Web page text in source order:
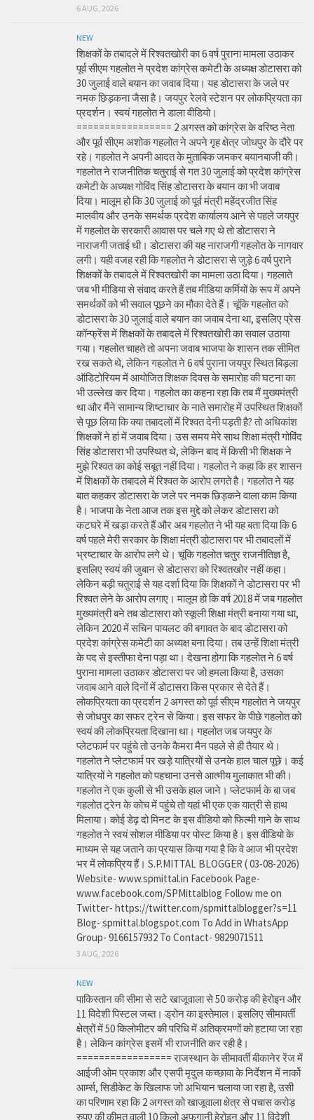
6 AUG, 2026
NEW
शिक्षकों के तबादले में रिश्वतखोरी का 6 वर्ष पुराना मामला उठाकर
पूर्व सीएम गहलोत ने प्रदेश कांग्रेस कमेटी के अध्यक्ष डोटासरा को
30 जुलाई वाले बयान का जवाब दिया। यह डोटासरा के जले पर
नमक छिड़कना जैसा है। जयपुर रेलवे स्टेशन पर लोकप्रियता का
प्रदर्शन। स्वयं गहलोत ने डाला वीडियो।
================= 2 अगस्त को कांग्रेस के वरिष्ठ नेता
और पूर्व सीएम अशोक गहलोत ने अपने गृह क्षेत्र जोधपुर के दौरे पर
रहे। गहलोत ने अपनी आदत के मुताबिक जमकर बयानबाजी की।
गहलोत ने राजनीतिक चतुराई से गत 30 जुलाई को प्रदेश कांग्रेस
कमेटी के अध्यक्ष गोविंद सिंह डोटासरा के बयान का भी जवाब
दिया। मालूम हो कि 30 जुलाई को पूर्व मंत्री महेंद्रजीत सिंह
मालवीय और उनके समर्थक प्रदेश कार्यालय आने से पहले जयपुर
में गहलोत के सरकारी आवास पर चले गए थे तो डोटासरा ने
नाराजगी जताई थी। डोटासरा की यह नाराजगी गहलोत के नागवार
लगी। यही वजह रही कि गहलोत ने डोटासरा से जुड़े 6 वर्ष पुराने
शिक्षकों के तबादले में रिश्वतखोरी का मामला उठा दिया। गहलाते
जब भी मीडिया से संवाद करते हैं तब मीडिया कर्मियों के रूप में अपने
समर्थकों को भी सवाल पूछने का मौका देते हैं। चूंकि गहलोत को
डोटासरा के 30 जुलाई वाले बयान का जवाब देना था, इसलिए प्रेस
कॉन्फ्रेंस में शिक्षकों के तबादले में रिश्वतखोरी का सवाल उठाया
गया। गहलोत चाहते तो अपना जवाब भाजपा के शासन तक सीमित
रख सकते थे, लेकिन गहलोत ने 6 वर्ष पुराना जयपुर स्थित बिड़ला
ऑडिटोरियम में आयोजित शिक्षक दिवस के समारोह की घटना का
भी उल्लेख कर दिया। गहलोत का कहना रहा कि तब मैं मुख्यमंत्री
था और मैंने सामान्य शिष्टाचार के नाते समारोह में उपस्थित शिक्षकों
से पूछ लिया कि क्या तबादलों में रिश्वत देनी पड़ती है? तो अधिकांश
शिक्षकों ने हां में जवाब दिया। उस समय मेरे साथ शिक्षा मंत्री गोविंद
सिंह डोटासरा भी उपस्थित थे, लेकिन बाद में किसी भी शिक्षक ने
मुझे रिश्वत का कोई सबूत नहीं दिया। गहलोत ने कहा कि हर शासन
में शिक्षकों के तबादले में रिश्वत के आरोप लगते है। गहलोत ने यह
बात कहकर डोटासरा के जले पर नमक छिड़कने वाला काम किया
है। भाजपा के नेता आज तक इस मुद्दे को लेकर डोटासरा को
कटघरे में खड़ा करते हैं और अब गहलोत ने भी यह बता दिया कि 6
वर्ष पहले मेरी सरकार के शिक्षा मंत्री डोटासरा पर भी तबादलों में
भ्रष्टाचार के आरोप लगे थे। चूंकि गहलोत चतुर राजनीतिज्ञ है,
इसलिए स्वयं की जुबान से डोटासरा को रिश्वतखोर नहीं कहा।
लेकिन बड़ी चतुराई से यह दर्शा दिया कि शिक्षकों ने डोटासरा पर भी
रिश्वत लेने के आरोप लगाए। मालूम हो कि वर्ष 2018 में जब गहलोत
मुख्यमंत्री बने तब डोटासरा को स्कूली शिक्षा मंत्री बनाया गया था,
लेकिन 2020 में सचिन पायलट की बगावत के बाद डोटासरा को
प्रदेश कांग्रेस कमेटी का अध्यक्ष बना दिया। तब उन्हें शिक्षा मंत्री
के पद से इस्तीफा देना पड़ा था। देखना होगा कि गहलोत ने 6 वर्ष
पुराना मामला उठाकर डोटासरा पर जो हमला किया है, उसका
जवाब आने वाले दिनों में डोटासरा किस प्रकार से देते हैं।
लोकप्रियता का प्रदर्शन 2 अगस्त को पूर्व सीएम गहलोत ने जयपुर
से जोधपुर का सफर ट्रेन से किया। इस सफर के पीछे गहलोत को
स्वयं की लोकप्रियता दिखाना था। गहलोत जब जयपुर के
प्लेटफार्म पर पहुंचे तो उनके कैमरा मैन पहले से ही तैयार थे।
गहलोत ने प्लेटफार्म पर खड़े यात्रियों से उनके हाल चाल पूछे। कई
यात्रियों ने गहलोत को पहचाना उनसे आत्मीय मुलाकात भी की।
गहलोत ने एक कुली से भी उसके हाल जाने। प्लेटफार्म के बा जब
गहलोत ट्रेन के कोच में पहुंचे तो यहां भी एक एक यात्री से हाथ
मिलाया। कोई डेढ़ दो मिनट के इस वीडियो को फिल्मी गाने के साथ
गहलोत ने स्वयं सोशल मीडिया पर पोस्ट किया है। इस वीडियो के
माध्यम से यह जताने का प्रयास किया गया है कि वे आज भी प्रदेश
भर में लोकप्रिय हैं। S.P.MITTAL BLOGGER ( 03-08-2026)
Website- www.spmittal.in Facebook Page-
www.facebook.com/SPMittalblog Follow me on
Twitter- https://twitter.com/spmittalblogger?s=11
Blog- spmittal.blogspot.com To Add in WhatsApp
Group- 9166157932 To Contact- 9829071511
3 AUG, 2026
NEW
पाकिस्तान की सीमा से सटे खाजूवाला से 50 करोड़ की हेरोइन और
11 विदेशी पिस्टल जब्त। ड्रोन का इस्तेमाल। इसलिए सीमावर्ती
क्षेत्रों में 50 किलोमीटर की परिधि में अतिक्रमणों को हटाया जा रहा
है। लेकिन कांग्रेस इसमें भी राजनीति कर रही है।
================= राजस्थान के सीमावर्ती बीकानेर रेंज में
आईजी ओम प्रकाश और एसपी मृदुल कच्छावा के निर्देशन में नार्को
आर्म्स, सिडीकेट के खिलाफ जो अभियान चलाया जा रहा है, उसी
का परिणाम रहा कि 2 अगस्त को खाजूवाला क्षेत्र से पचास करोड़
रुपए की कीमत वाली 10 किलो अफगानी हेरोइन और 11 विदेशी